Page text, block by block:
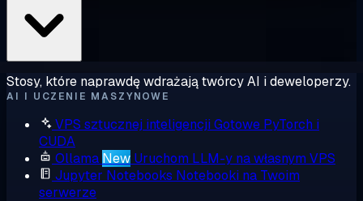
Stosy, które naprawdę wdrażają twórcy AI i deweloperzy.
AI I UCZENIE MASZYNOWE
VPS sztucznej inteligencji Gotowe PyTorch i
CUDA
Ollama New Uruchom LLM-y na własnym VPS
Jupyter Notebooks Notebooki na Twoim
serwerze